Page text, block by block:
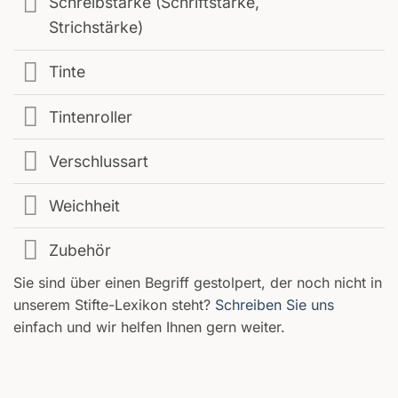
Strichstärke)
Tinte
Tintenroller
Verschlussart
Weichheit
Zubehör
Sie sind über einen Begriff gestolpert, der noch nicht in
unserem Stifte-Lexikon steht? Schreiben Sie uns
einfach und wir helfen Ihnen gern weiter.